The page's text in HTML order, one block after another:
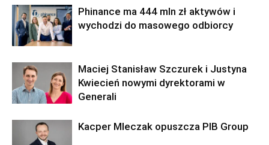
Phinance ma 444 mln zł aktywów i
wychodzi do masowego odbiorcy
Maciej Stanisław Szczurek i Justyna
Kwiecień nowymi dyrektorami w
Generali
Kacper Mleczak opuszcza PIB Group